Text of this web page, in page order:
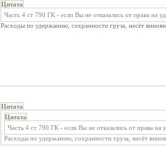
Цитата
Часть 4 ст 790 ГК - если Вы не отказались от права на
Расходы по удержанию, сохранности груза, несёт
Цитата
Цитата
Часть 4 ст 790 ГК - если Вы не отказались от права на
Расходы по удержанию, сохранности груза, несёт